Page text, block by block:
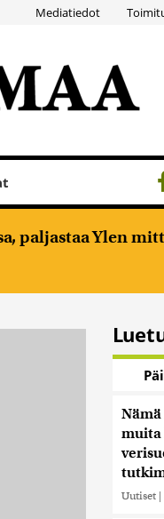
Mediatiedot
paljastaa Ylen
muita
Uutiset |